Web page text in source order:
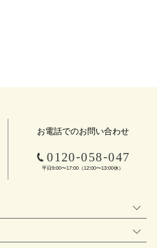
お電話でのお問い合わせ
0120-058-047
平日9:00〜17:00（12:00〜13:00休）